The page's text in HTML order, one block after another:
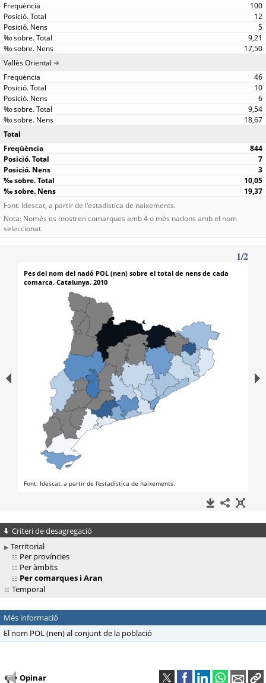
100
12
5
9,21
17,50
Vallès Oriental
46
10
6
9,54
18,67
Total
844
7
3
10,05
19,37
Font: Idescat, a partir de l'estadística de naixements.
Nota: Només es mostren comarques amb 4 o més nadons amb el nom
seleccionat.
Criteri de desagregació
Territorial
Per províncies
Per àmbits
Per comarques i Aran
Temporal
Més informació
El nom POL (nen) al conjunt de la població
Opinar